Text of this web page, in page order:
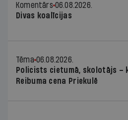
Komentārs 06.08.2026.
Divas koalīcijas
Tēma 06.08.2026.
Policists cietumā, skolotājs –
Reibuma cena Priekulē